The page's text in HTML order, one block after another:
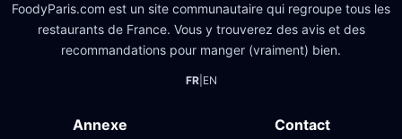
FoodyParis.com est un site communautaire qui regroupe tous les
restaurants de France. Vous y trouverez des avis et des
recommandations pour manger (vraiment) bien.
FR| EN
Annexe Contact